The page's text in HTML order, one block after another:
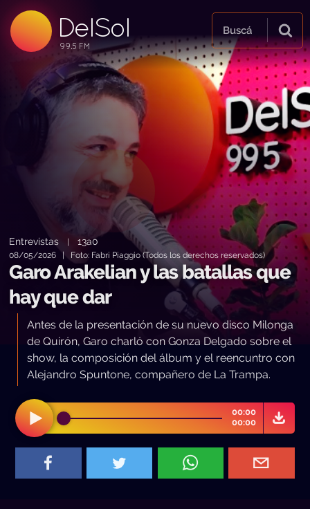
DelSol
99.5 FM
99.5 FM
99.5 FM
Buscá
Entrevistas |13a0
08/05/2026 | Foto: Fabri Piaggio (Todos los derechos reservados)
Garo Arakelian y las batallas que
hay que dar
Antes de la presentación de su nuevo disco Milonga
de Quirón, Garo charló con Gonza Delgado sobre el
show, la composición del álbum y el reencuntro con
Alejandro Spuntone, compañero de La Trampa.
00:00
00:00